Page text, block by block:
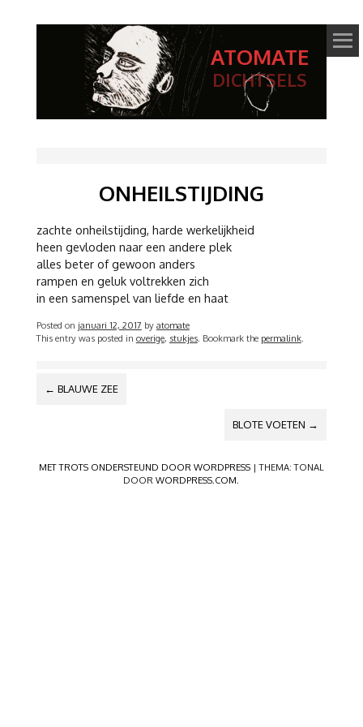
ATOMATE
DICHTSELS
ONHEILSTIJDING
zachte onheilstijding, harde werkelijkheid
heen gevloden naar een andere plek
alles beter of gewoon anders
rampen en geluk voltrekken zich
in een samenspel van liefde en haat
Posted on januari 12, 2017 by atomate
This entry was posted in overige, stukjes. Bookmark the permalink.
BERICHTNAVIGATIE
← BLAUWE ZEE
BLOTE VOETEN →
MET TROTS ONDERSTEUND DOOR WORDPRESS |THEMA: TONAL
DOORWORDPRESS.COM